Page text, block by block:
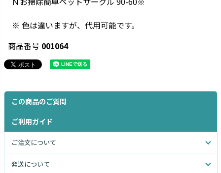
※ 色は違いますが、代用可能です。
商品番号 001064
この商品のご質問
ご利用ガイド
ご注文について
発送について